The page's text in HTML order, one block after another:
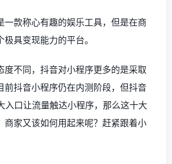
一款称心有趣的娱乐工具，但是在商
具变现能力的平台。
度不同，抖音对小程序更多的是采取
前抖音小程序仍在内测阶段，但抖音
入口让流量触达小程序，那么这十大
商家又该如何用起来呢？赶紧跟着小